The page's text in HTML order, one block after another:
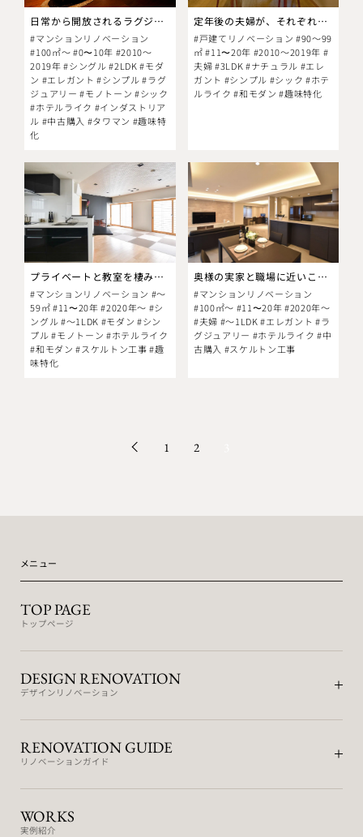
日常から開放されるラグジュアリーセカンドハウス
#マンションリノベーション
#100㎡～ #0〜10年 #2010～
2019年 #シングル #2LDK #モダ
ン #エレガント #シンプル #ラグ
ジュアリー #モノトーン #シック
#ホテルライク #インダストリア
ル #中古購入 #タワマン #趣味特
化
定年後の夫婦が、それぞれの趣味を楽しめる住まい
#戸建てリノベーション #90～99
㎡ #11〜20年 #2010～2019年 #
夫婦 #3LDK #ナチュラル #エレ
ガント #シンプル #シック #ホテ
ルライク #和モダン #趣味特化
プライベートと教室を棲み分けた、和モダンな住まい
#マンションリノベーション #～
59㎡ #11〜20年 #2020年～ #シ
ングル #～1LDK #モダン #シン
プル #モノトーン #ホテルライク
#和モダン #スケルトン工事 #趣
味特化
奥様の実家と職場に近いことから選んだマンション
#マンションリノベーション
#100㎡～ #11〜20年 #2020年～
#夫婦 #～1LDK #エレガント #ラ
グジュアリー #ホテルライク #中
古購入 #スケルトン工事
1 2
メニュー
TOP PAGE
トップページ
DESIGN RENOVATION
デザインリノベーション
RENOVATION GUIDE
リノベーションガイド
WORKS
実例紹介